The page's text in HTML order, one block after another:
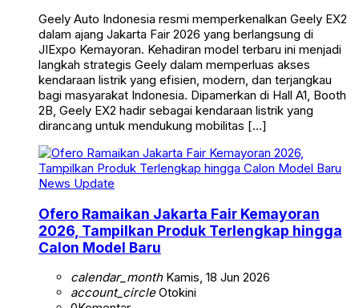
Geely Auto Indonesia resmi memperkenalkan Geely EX2
dalam ajang Jakarta Fair 2026 yang berlangsung di
JIExpo Kemayoran. Kehadiran model terbaru ini menjadi
langkah strategis Geely dalam memperluas akses
kendaraan listrik yang efisien, modern, dan terjangkau
bagi masyarakat Indonesia. Dipamerkan di Hall A1, Booth
2B, Geely EX2 hadir sebagai kendaraan listrik yang
dirancang untuk mendukung mobilitas […]
News Update
Ofero Ramaikan Jakarta Fair Kemayoran
2026, Tampilkan Produk Terlengkap hingga
Calon Model Baru
calendar_monthKamis, 18 Jun 2026
account_circleOtokini